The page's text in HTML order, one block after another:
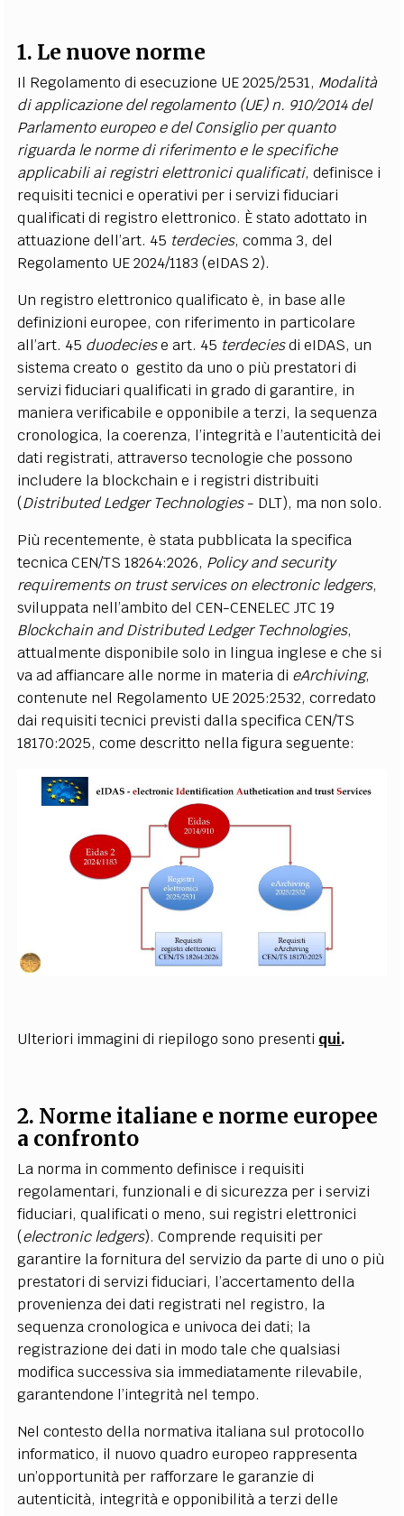
1. Le nuove norme
Il Regolamento di esecuzione UE 2025/2531, Modalità
di applicazione del regolamento (UE) n. 910/2014 del
Parlamento europeo e del Consiglio per quanto
riguarda le norme di riferimento e le specifiche
applicabili ai registri elettronici qualificati, definisce i
requisiti tecnici e operativi per i servizi fiduciari
qualificati di registro elettronico. È stato adottato in
attuazione dell’art. 45 terdecies, comma 3, del
Regolamento UE 2024/1183 (eIDAS 2).
Un registro elettronico qualificato è, in base alle
definizioni europee, con riferimento in particolare
all’art. 45 duodeciese art. 45 terdeciesdi eIDAS, un
sistema creato o gestito da uno o più prestatori di
servizi fiduciari qualificati in grado di garantire, in
maniera verificabile e opponibile a terzi, la sequenza
cronologica, la coerenza, l’integrità e l’autenticità dei
dati registrati, attraverso tecnologie che possono
includere la blockchain e i registri distribuiti
(Distributed Ledger Technologies- DLT), ma non solo.
Più recentemente, è stata pubblicata la specifica
tecnica CEN/TS 18264:2026, Policy and security
requirements on trust services on electronic ledgers,
sviluppata nell’ambito del CEN-CENELEC JTC 19
Blockchain and Distributed Ledger Technologies,
attualmente disponibile solo in lingua inglese e che si
va ad affiancare alle norme in materia di eArchiving,
contenute nel Regolamento UE 2025:2532, corredato
dai requisiti tecnici previsti dalla specifica CEN/TS
18170:2025, come descritto nella figura seguente:
Ulteriori immagini di riepilogo sono presenti qui.
2. Norme italiane e norme europee
a confronto
La norma in commento definisce i requisiti
regolamentari, funzionali e di sicurezza per i servizi
fiduciari, qualificati o meno, sui registri elettronici
(electronic ledgers). Comprende requisiti per
garantire la fornitura del servizio da parte di uno o più
prestatori di servizi fiduciari, l’accertamento della
provenienza dei dati registrati nel registro, la
sequenza cronologica e univoca dei dati; la
registrazione dei dati in modo tale che qualsiasi
modifica successiva sia immediatamente rilevabile,
garantendone l’integrità nel tempo.
Nel contesto della normativa italiana sul protocollo
informatico, il nuovo quadro europeo rappresenta
un’opportunità per rafforzare le garanzie di
autenticità, integrità e opponibilità a terzi delle